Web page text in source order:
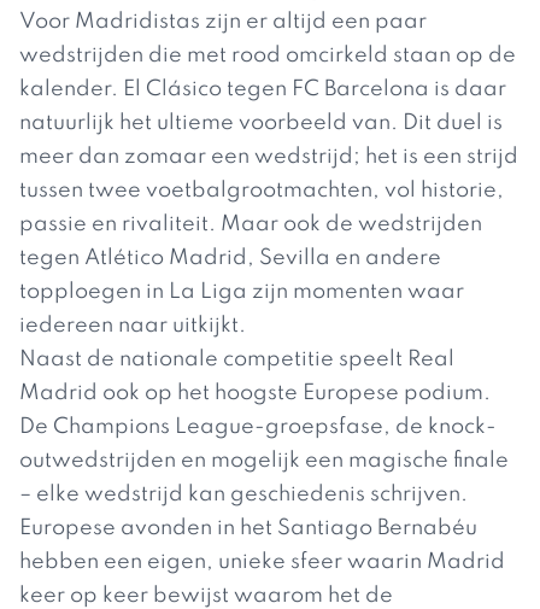
Voor Madridistas zijn er altijd een paar
wedstrijden die met rood omcirkeld staan op de
kalender. El Clásico tegen FC Barcelona is daar
natuurlijk het ultieme voorbeeld van. Dit duel is
meer dan zomaar een wedstrijd; het is een strijd
tussen twee voetbalgrootmachten, vol historie,
passie en rivaliteit. Maar ook de wedstrijden
tegen Atlético Madrid, Sevilla en andere
topploegen in La Liga zijn momenten waar
iedereen naar uitkijkt.
Naast de nationale competitie speelt Real
Madrid ook op het hoogste Europese podium.
De Champions League-groepsfase, de knock-
outwedstrijden en mogelijk een magische finale
– elke wedstrijd kan geschiedenis schrijven.
Europese avonden in het Santiago Bernabéu
hebben een eigen, unieke sfeer waarin Madrid
keer op keer bewijst waarom het de